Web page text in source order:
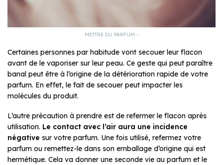
METTRE DU PARFUM –
Certaines personnes par habitude vont secouer leur flacon
avant de le vaporiser sur leur peau. Ce geste qui peut paraître
banal peut être à l’origine de la détérioration rapide de votre
parfum. En effet, le fait de secouer peut impacter les
molécules du produit.
L’autre précaution à prendre est de refermer le flacon après
utilisation. Le contact avec l’air aura une incidence
négative sur votre parfum. Une fois utilisé, refermez votre
parfum ou remettez-le dans son emballage d’origine qui est
hermétique. Cela va donner une seconde vie au parfum et le